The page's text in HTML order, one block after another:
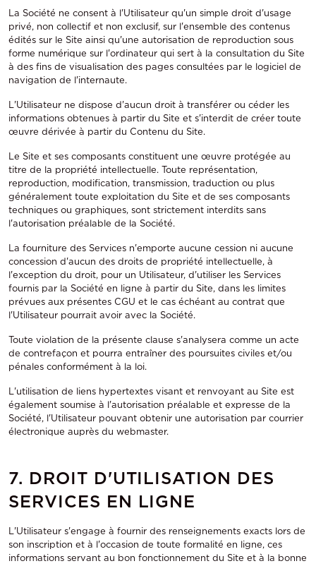
La Société ne consent à l'Utilisateur qu'un simple droit d'usage
privé, non collectif et non exclusif, sur l'ensemble des contenus
édités sur le Site ainsi qu'une autorisation de reproduction sous
forme numérique sur l'ordinateur qui sert à la consultation du Site
à des fins de visualisation des pages consultées par le logiciel de
navigation de l'internaute.
L'Utilisateur ne dispose d'aucun droit à transférer ou céder les
informations obtenues à partir du Site et s'interdit de créer toute
œuvre dérivée à partir du Contenu du Site.
Le Site et ses composants constituent une œuvre protégée au
titre de la propriété intellectuelle. Toute représentation,
reproduction, modification, transmission, traduction ou plus
généralement toute exploitation du Site et de ses composants
techniques ou graphiques, sont strictement interdits sans
l'autorisation préalable de la Société.
La fourniture des Services n'emporte aucune cession ni aucune
concession d'aucun des droits de propriété intellectuelle, à
l'exception du droit, pour un Utilisateur, d'utiliser les Services
fournis par la Société en ligne à partir du Site, dans les limites
prévues aux présentes CGU et le cas échéant au contrat que
l'Utilisateur pourrait avoir avec la Société.
Toute violation de la présente clause s'analysera comme un acte
de contrefaçon et pourra entraîner des poursuites civiles et/ou
pénales conformément à la loi.
L'utilisation de liens hypertextes visant et renvoyant au Site est
également soumise à l'autorisation préalable et expresse de la
Société, l'Utilisateur pouvant obtenir une autorisation par courrier
électronique auprès du webmaster.
7. DROIT D'UTILISATION DES
SERVICES EN LIGNE
L'Utilisateur s'engage à fournir des renseignements exacts lors de
son inscription et à l'occasion de toute formalité en ligne, ces
informations servant au bon fonctionnement du Site et à la bonne